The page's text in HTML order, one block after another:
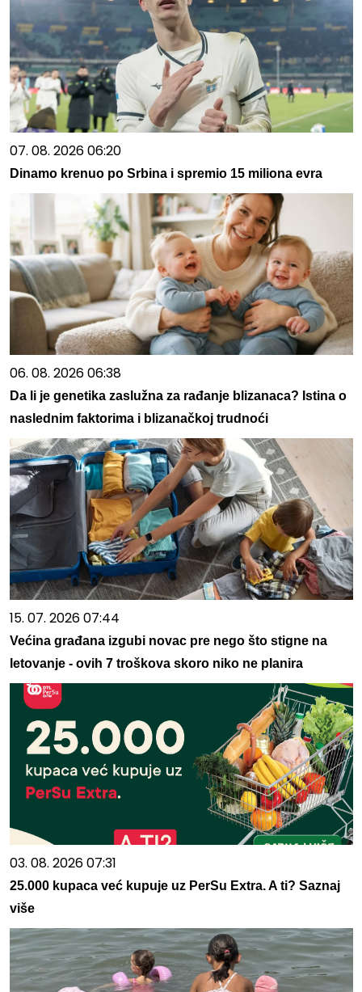
07. 08. 2026 06:20
Dinamo krenuo po Srbina i spremio 15 miliona evra
06. 08. 2026 06:38
Da li je genetika zaslužna za rađanje blizanaca? Istina o
naslednim faktorima i blizanačkoj trudnoći
15. 07. 2026 07:44
Većina građana izgubi novac pre nego što stigne na
letovanje - ovih 7 troškova skoro niko ne planira
03. 08. 2026 07:31
25.000 kupaca već kupuje uz PerSu Extra. A ti? Saznaj
više